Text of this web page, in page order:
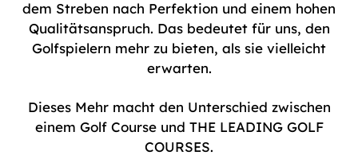
dem Streben nach Perfektion und einem hohen
Qualitätsanspruch. Das bedeutet für uns, den
Golfspielern mehr zu bieten, als sie vielleicht
erwarten.
Dieses Mehr macht den Unterschied zwischen
einem Golf Course und THE LEADING GOLF
COURSES.